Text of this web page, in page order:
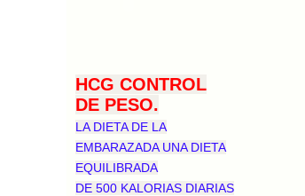
HCG CONTROL
DE PESO.
LA DIETA DE LA
EMBARAZADA UNA DIETA
EQUILIBRADA
DE 500 KALORIAS DIARIAS